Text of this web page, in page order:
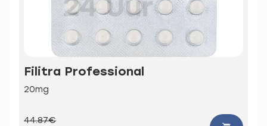
Filitra Professional
20mg
44.87€